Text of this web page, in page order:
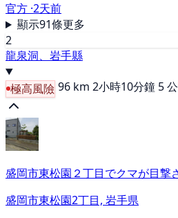
官方 ·2天前
顯示91條更多
2
龍泉洞、岩手縣
極高風險 96 km 2小時10分鐘 5
盛岡市東松園２丁目でクマが目撃
盛岡市東松園2丁目, 岩手県